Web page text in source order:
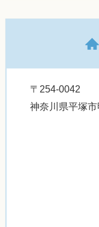
〒254-0042
神奈川県平塚